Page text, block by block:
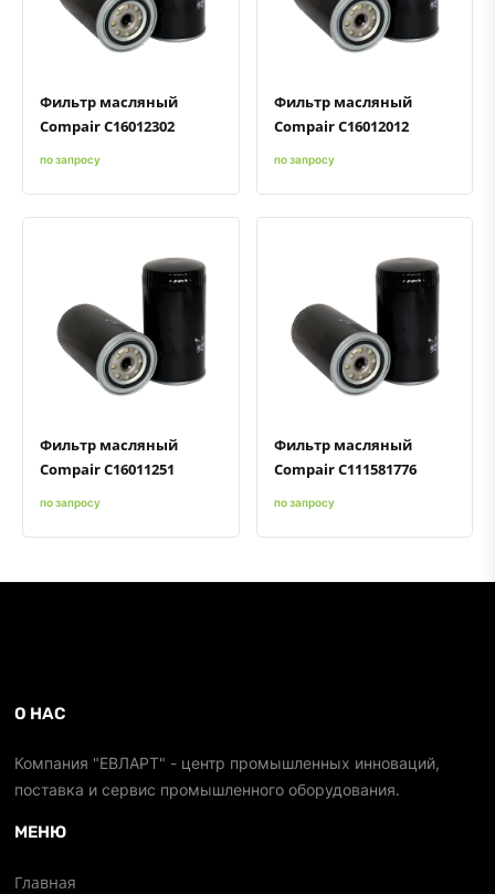
Быстрый просмотрДобавить к сравнению
Добавить в избранное
Фильтр масляный
Compair C16012302
по запросу
Быстрый просмотрДобавить к сравнению
Добавить в избранное
Фильтр масляный
Compair C16012012
по запросу
Быстрый просмотрДобавить к сравнению
Добавить в избранное
Фильтр масляный
Compair C16011251
по запросу
Быстрый просмотрДобавить к сравнению
Добавить в избранное
Фильтр масляный
Compair C111581776
по запросу
О НАС
Компания "ЕВЛАРТ" - центр промышленных инноваций,
поставка и сервис промышленного оборудования.
МЕНЮ
Главная